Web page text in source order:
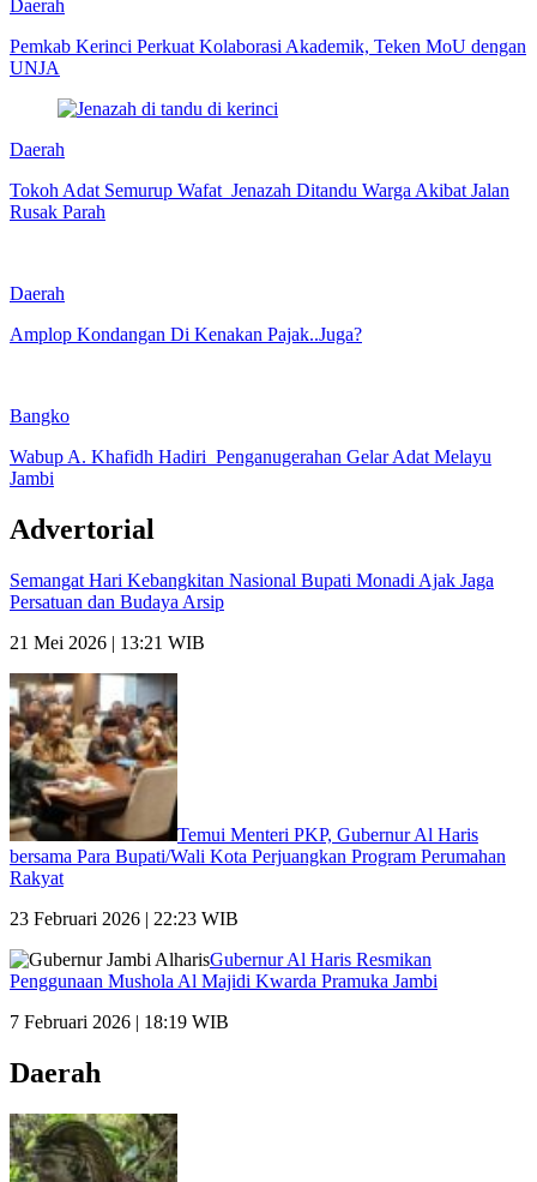
Daerah
Pemkab Kerinci Perkuat Kolaborasi Akademik, Teken MoU dengan
UNJA
Daerah
Tokoh Adat Semurup Wafat Jenazah Ditandu Warga Akibat Jalan
Rusak Parah
Daerah
Amplop Kondangan Di Kenakan Pajak..Juga?
Bangko
Wabup A. Khafidh Hadiri Penganugerahan Gelar Adat Melayu
Jambi
Advertorial
Semangat Hari Kebangkitan Nasional Bupati Monadi Ajak Jaga
Persatuan dan Budaya Arsip
21 Mei 2026 | 13:21 WIB
Temui Menteri PKP, Gubernur Al Haris
bersama Para Bupati/Wali Kota Perjuangkan Program Perumahan
Rakyat
23 Februari 2026 | 22:23 WIB
Gubernur Al Haris Resmikan
Penggunaan Mushola Al Majidi Kwarda Pramuka Jambi
7 Februari 2026 | 18:19 WIB
Daerah